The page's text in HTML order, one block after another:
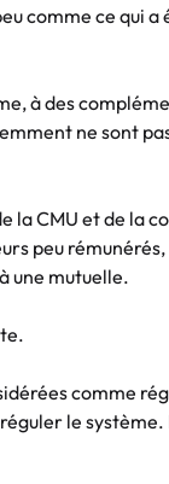
comme ce qui a
à des
ne sont
la CMU et de la
peu
une mutuelle.
comme
le système.